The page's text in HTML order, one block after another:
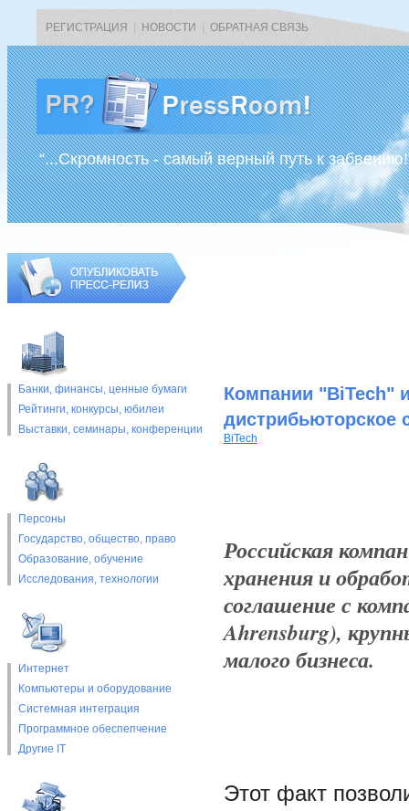
РЕГИСТРАЦИЯ НОВОСТИ ОБРАТНАЯ СВЯЗЬ
“...Скромность - самый верный путь к
Банки, финансы, ценные бумаги
Рейтинги, конкурсы, юбилеи
Выставки, cеминары, конференции
Персоны
Государство, общество, право
Образование, обучение
Исследования, технологии
Интернет
Компьютеры и оборудование
Системная интеграция
Программное обеспепчение
Другие IT
Компании "BiTech"
дистрибьюторское
BiTech
Российская
хранения и
соглашение с
Ahrensburg),
малого бизнеса.
Этот факт